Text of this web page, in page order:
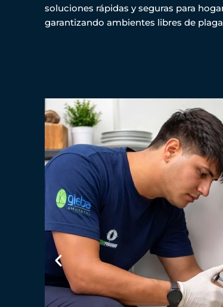
soluciones rápidas y seguras para
garantizando ambientes libres de